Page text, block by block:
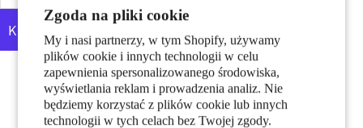
Zgoda na pliki cookie
My i nasi partnerzy, w tym Shopify, używamy
plików cookie i innych technologii w celu
zapewnienia spersonalizowanego środowiska,
wyświetlania reklam i prowadzenia analiz. Nie
będziemy korzystać z plików cookie lub innych
technologii w tych celach bez Twojej zgody.
Więcej opcji płatności
Made in Germany
Wykonane z odzyskanego złota
Darmowa dostawa